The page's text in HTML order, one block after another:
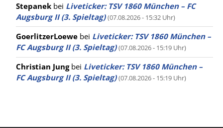
Stepanek bei Liveticker: TSV 1860 München – FC
Augsburg II (3. Spieltag) (07.08.2026 - 15:32 Uhr)
GoerlitzerLoewe bei Liveticker: TSV 1860 München –
FC Augsburg II (3. Spieltag) (07.08.2026 - 15:19 Uhr)
Christian Jungbei Liveticker: TSV 1860 München –
FC Augsburg II (3. Spieltag) (07.08.2026 - 15:19 Uhr)